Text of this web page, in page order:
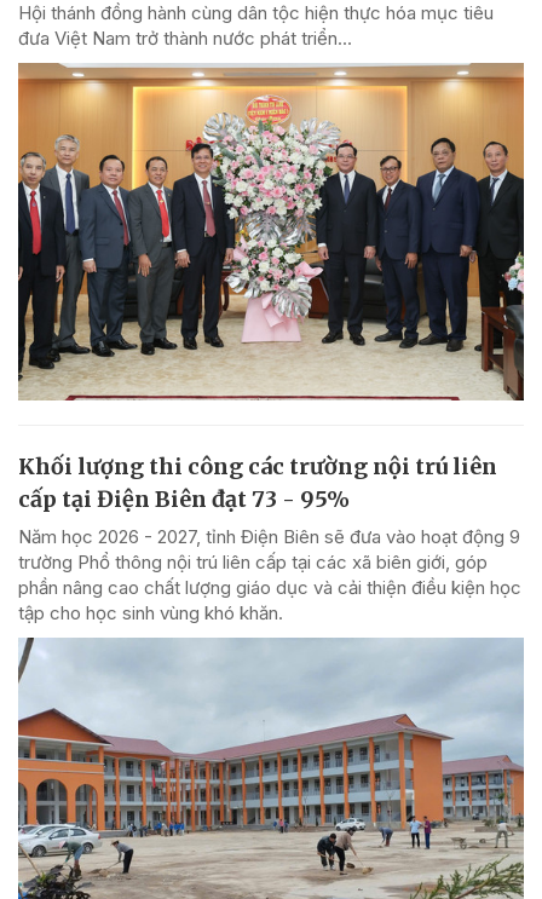
Hội thánh đồng hành cùng dân tộc hiện thực hóa mục tiêu
đưa Việt Nam trở thành nước phát triển...
Khối lượng thi công các trường nội trú liên
cấp tại Điện Biên đạt 73 - 95%
Năm học 2026 - 2027, tỉnh Điện Biên sẽ đưa vào hoạt động 9
trường Phổ thông nội trú liên cấp tại các xã biên giới, góp
phần nâng cao chất lượng giáo dục và cải thiện điều kiện học
tập cho học sinh vùng khó khăn.